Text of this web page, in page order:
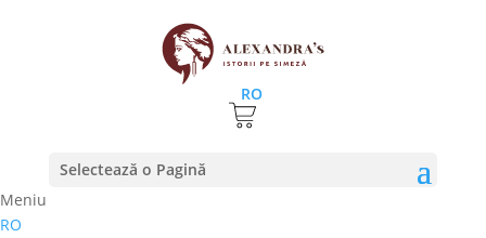
RO
Selectează o Pagină
Meniu
RO
Prima pagină⚊ Ţară de provenienţă produs ⚊